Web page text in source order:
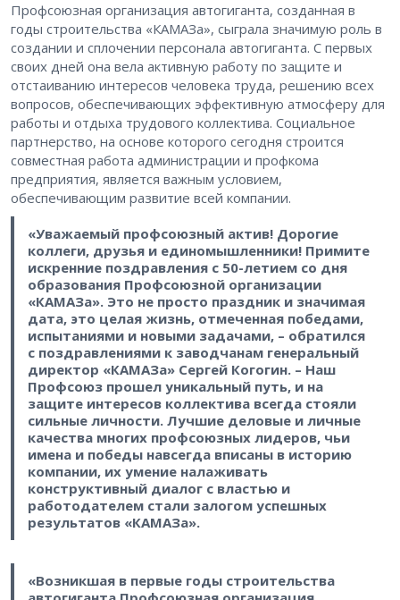
Профсоюзная организация автогиганта, созданная в
годы строительства «КАМАЗа», сыграла значимую роль в
создании и сплочении персонала автогиганта. С первых
своих дней она вела активную работу по защите и
отстаиванию интересов человека труда, решению всех
вопросов, обеспечивающих эффективную атмосферу для
работы и отдыха трудового коллектива. Социальное
партнерство, на основе которого сегодня строится
совместная работа администрации и профкома
предприятия, является важным условием,
обеспечивающим развитие всей компании.
«Уважаемый профсоюзный актив! Дорогие
коллеги, друзья и единомышленники! Примите
искренние поздравления с 50-летием со дня
образования Профсоюзной организации
«КАМАЗа». Это не просто праздник и значимая
дата, это целая жизнь, отмеченная победами,
испытаниями и новыми задачами, – обратился
с поздравлениями к заводчанам генеральный
директор «КАМАЗа» Сергей Когогин. – Наш
Профсоюз прошел уникальный путь, и на
защите интересов коллектива всегда стояли
сильные личности. Лучшие деловые и личные
качества многих профсоюзных лидеров, чьи
имена и победы навсегда вписаны в историю
компании, их умение налаживать
конструктивный диалог с властью и
работодателем стали залогом успешных
результатов «КАМАЗа».
«Возникшая в первые годы строительства